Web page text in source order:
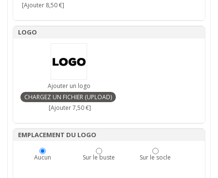
[Ajouter 8,50 €]
LOGO
Ajouter un logo
[Ajouter 7,50 €]
EMPLACEMENT DU LOGO
Aucun Sur le buste Sur le socle